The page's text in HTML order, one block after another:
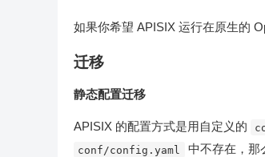
如果你希望 APISIX 运行在原生的
迁移
静态配置迁移
APISIX 的配置方式是用自定义的
conf/config.yaml 中不存在，那